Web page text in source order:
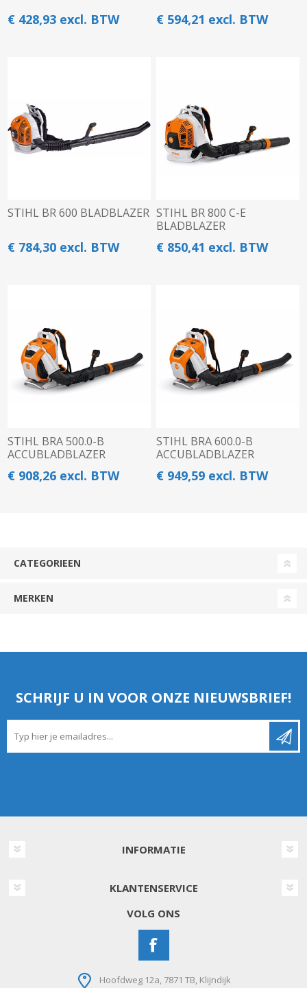
€ 428,93 excl. BTW € 594,21 excl. BTW
STIHL BR 600 BLADBLAZER
€ 784,30 excl. BTW
STIHL BR 800 C-E
BLADBLAZER
€ 850,41 excl. BTW
STIHL BRA 500.0-B
ACCUBLADBLAZER
€ 908,26 excl. BTW
STIHL BRA 600.0-B
ACCUBLADBLAZER
€ 949,59 excl. BTW
CATEGORIEEN
MERKEN
SCHRIJF U IN VOOR ONZE NIEUWSBRIEF!
INFORMATIE
KLANTENSERVICE
VOLG ONS
Hoofdweg 12a, 7871 TB, Klijndijk